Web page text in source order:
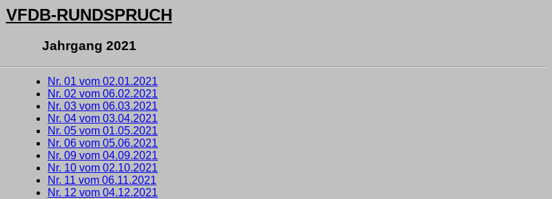
VFDB-RUNDSPRUCH
Jahrgang 2021
Nr. 01 vom 02.01.2021
Nr. 02 vom 06.02.2021
Nr. 03 vom 06.03.2021
Nr. 04 vom 03.04.2021
Nr. 05 vom 01.05.2021
Nr. 06 vom 05.06.2021
Nr. 09 vom 04.09.2021
Nr. 10 vom 02.10.2021
Nr. 11 vom 06.11.2021
Nr. 12 vom 04.12.2021